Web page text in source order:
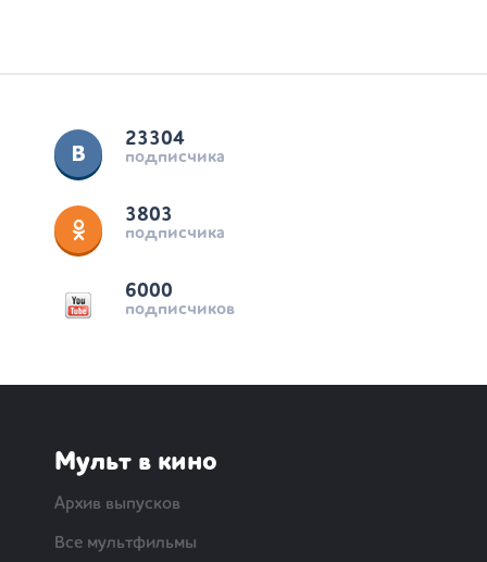
23304
подписчика
3803
подписчика
6000
подписчиков
Мульт в кино
Архив выпусков
Все мультфильмы